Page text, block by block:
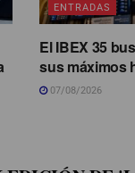
ENTRADAS
El IBEX 35
sus máximos
07/08/2026